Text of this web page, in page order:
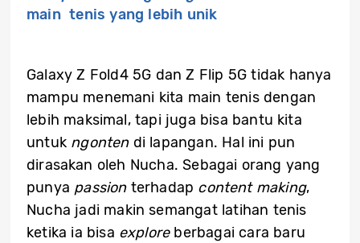
main tenis yang lebih unik
Galaxy Z Fold4 5G dan Z Flip 5G tidak hanya
mampu menemani kita main tenis dengan
lebih maksimal, tapi juga bisa bantu kita
untuk ngontendi lapangan. Hal ini pun
dirasakan oleh Nucha. Sebagai orang yang
punya passionterhadap content making,
Nucha jadi makin semangat latihan tenis
ketika ia bisa exploreberbagai cara baru